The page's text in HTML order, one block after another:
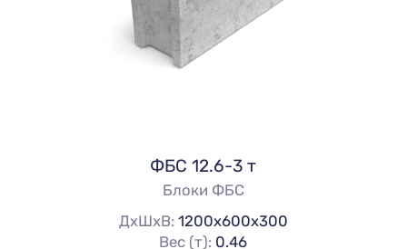
ФБС 12.6-3 т
Блоки ФБС
ДхШхВ: 1200х600х300
Вес (т): 0.46